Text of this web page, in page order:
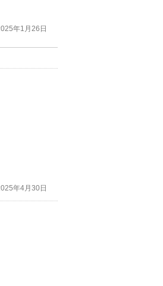
年1月26日
年4月30日